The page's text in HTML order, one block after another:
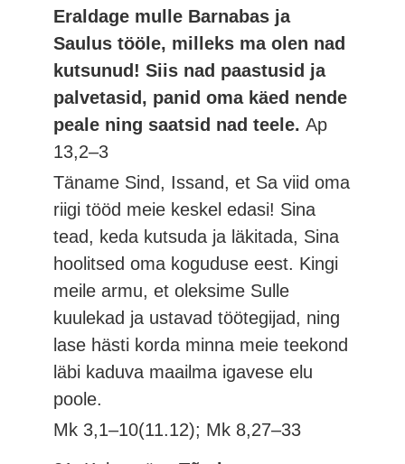
Eraldage mulle Barnabas ja
Saulus tööle, milleks ma olen nad
kutsunud! Siis nad paastusid ja
palvetasid, panid oma käed nende
peale ning saatsid nad teele.Ap
13,2–3
Täname Sind, Issand, et Sa viid oma
riigi tööd meie keskel edasi! Sina
tead, keda kutsuda ja läkitada, Sina
hoolitsed oma koguduse eest. Kingi
meile armu, et oleksime Sulle
kuulekad ja ustavad töötegijad, ning
lase hästi korda minna meie teekond
läbi kaduva maailma igavese elu
poole.
Mk 3,1–10(11.12); Mk 8,27–33